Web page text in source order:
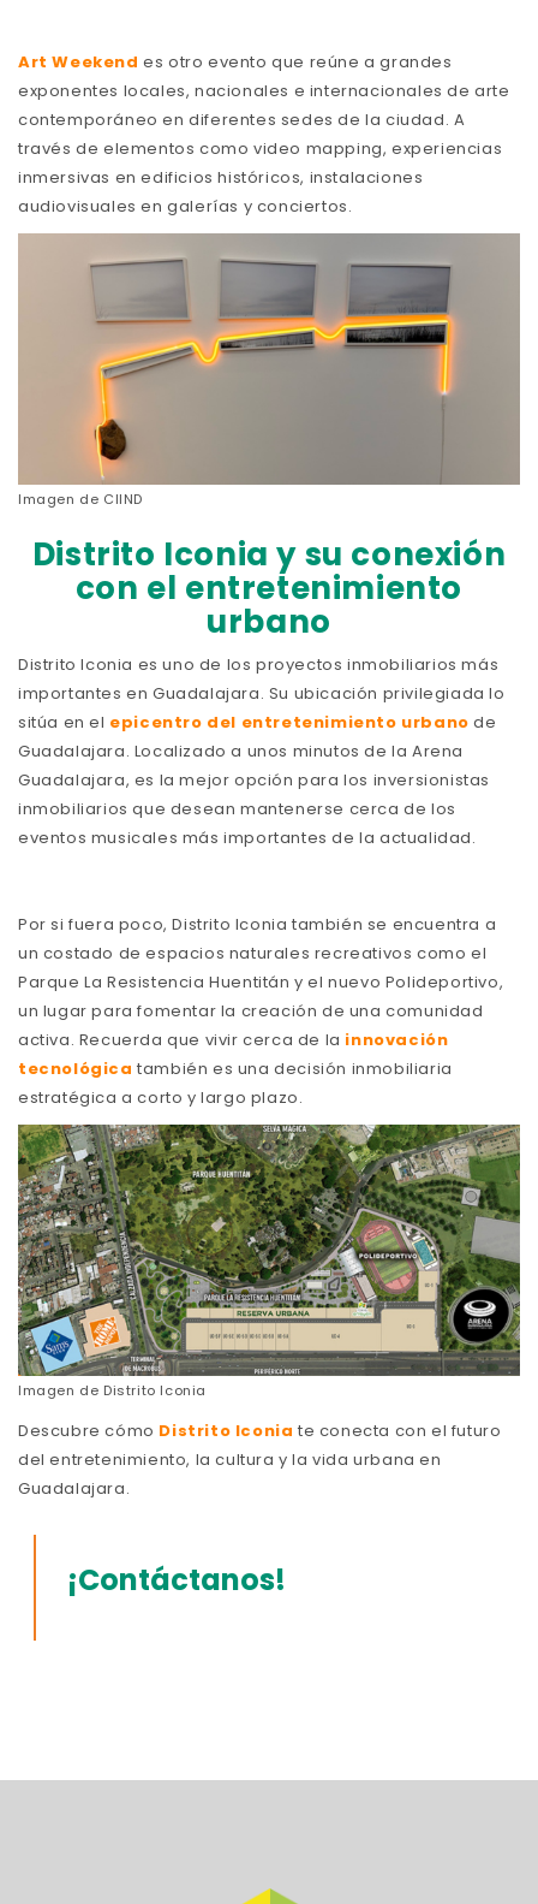
Art Weekend es otro evento que reúne a grandes
exponentes locales, nacionales e internacionales de arte
contemporáneo en diferentes sedes de la ciudad. A
través de elementos como video mapping, experiencias
inmersivas en edificios históricos, instalaciones
audiovisuales en galerías y conciertos.
Imagen de CIIND
Distrito Iconia y su conexión
con el entretenimiento
urbano
Distrito Iconia es uno de los proyectos inmobiliarios más
importantes en Guadalajara. Su ubicación privilegiada lo
sitúa en el epicentro del entretenimiento urbano de
Guadalajara. Localizado a unos minutos de la Arena
Guadalajara, es la mejor opción para los inversionistas
inmobiliarios que desean mantenerse cerca de los
eventos musicales más importantes de la actualidad.
Por si fuera poco, Distrito Iconia también se encuentra a
un costado de espacios naturales recreativos como el
Parque La Resistencia Huentitán y el nuevo Polideportivo,
un lugar para fomentar la creación de una comunidad
activa. Recuerda que vivir cerca de la innovación
tecnológica también es una decisión inmobiliaria
estratégica a corto y largo plazo.
Imagen de Distrito Iconia
Descubre cómo Distrito Iconia te conecta con el futuro
del entretenimiento, la cultura y la vida urbana en
Guadalajara.
¡Contáctanos!